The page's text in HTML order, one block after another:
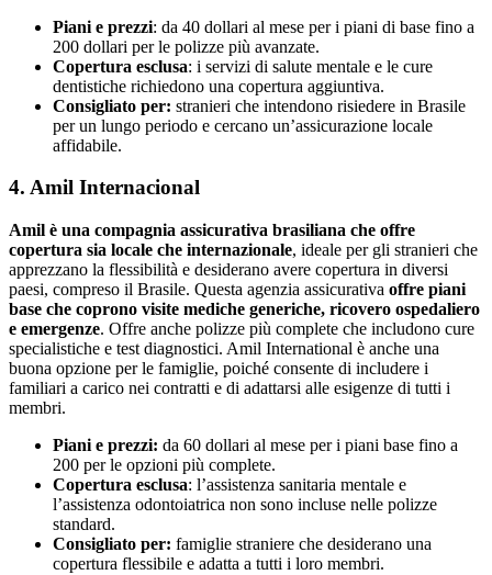
Piani e prezzi: da 40 dollari al mese per i piani di base fino a
200 dollari per le polizze più avanzate.
Copertura esclusa: i servizi di salute mentale e le cure
dentistiche richiedono una copertura aggiuntiva.
Consigliato per: stranieri che intendono risiedere in Brasile
per un lungo periodo e cercano un’assicurazione locale
affidabile.
4. Amil Internacional
Amil è una compagnia assicurativa brasiliana che offre
copertura sia locale che internazionale, ideale per gli stranieri che
apprezzano la flessibilità e desiderano avere copertura in diversi
paesi, compreso il Brasile. Questa agenzia assicurativa offre piani
base che coprono visite mediche generiche, ricovero ospedaliero
e emergenze. Offre anche polizze più complete che includono cure
specialistiche e test diagnostici. Amil International è anche una
buona opzione per le famiglie, poiché consente di includere i
familiari a carico nei contratti e di adattarsi alle esigenze di tutti i
membri.
Piani e prezzi: da 60 dollari al mese per i piani base fino a
200 per le opzioni più complete.
Copertura esclusa: l’assistenza sanitaria mentale e
l’assistenza odontoiatrica non sono incluse nelle polizze
standard.
Consigliato per: famiglie straniere che desiderano una
copertura flessibile e adatta a tutti i loro membri.